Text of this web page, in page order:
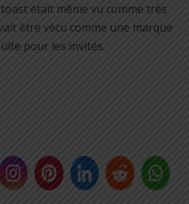
était même vu comme très
être vécu comme une marque
pour les invités.